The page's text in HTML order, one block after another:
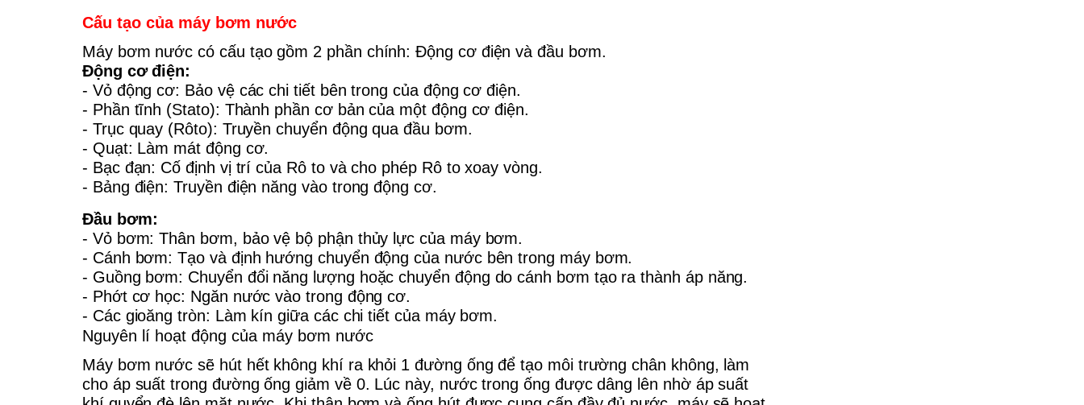
Cấu tạo của máy bơm nước
Máy bơm nước có cấu tạo gồm 2 phần chính: Động cơ điện và đầu bơm.
Động cơ điện:
- Vỏ động cơ: Bảo vệ các chi tiết bên trong của động cơ điện.
- Phần tĩnh (Stato): Thành phần cơ bản của một động cơ điện.
- Trục quay (Rôto): Truyền chuyển động qua đầu bơm.
- Quạt: Làm mát động cơ.
- Bạc đạn: Cố định vị trí của Rô to và cho phép Rô to xoay vòng.
- Bảng điện: Truyền điện năng vào trong động cơ.
Đầu bơm:
- Vỏ bơm: Thân bơm, bảo vệ bộ phận thủy lực của máy bơm.
- Cánh bơm: Tạo và định hướng chuyển động của nước bên trong máy bơm.
- Guồng bơm: Chuyển đổi năng lượng hoặc chuyển động do cánh bơm tạo ra thành áp năng.
- Phớt cơ học: Ngăn nước vào trong động cơ.
- Các gioăng tròn: Làm kín giữa các chi tiết của máy bơm.
Nguyên lí hoạt động của máy bơm nước
Máy bơm nước sẽ hút hết không khí ra khỏi 1 đường ống để tạo môi trường chân không, làm
cho áp suất trong đường ống giảm về 0. Lúc này, nước trong ống được dâng lên nhờ áp suất